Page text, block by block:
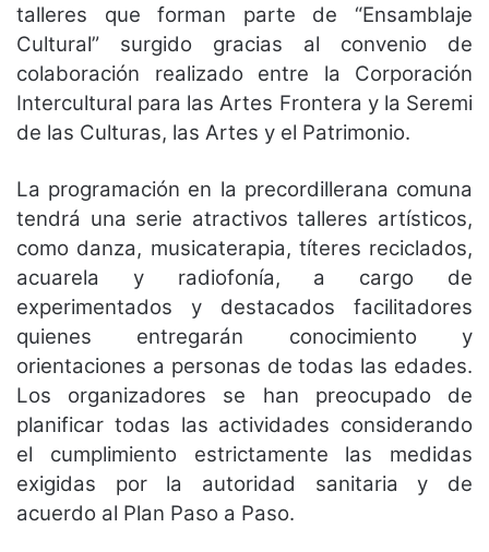
talleres que forman parte de “Ensamblaje
Cultural” surgido gracias al convenio de
colaboración realizado entre la Corporación
Intercultural para las Artes Frontera y la Seremi
de las Culturas, las Artes y el Patrimonio.
La programación en la precordillerana comuna
tendrá una serie atractivos talleres artísticos,
como danza, musicaterapia, títeres reciclados,
acuarela y radiofonía, a cargo de
experimentados y destacados facilitadores
quienes entregarán conocimiento y
orientaciones a personas de todas las edades.
Los organizadores se han preocupado de
planificar todas las actividades considerando
el cumplimiento estrictamente las medidas
exigidas por la autoridad sanitaria y de
acuerdo al Plan Paso a Paso.